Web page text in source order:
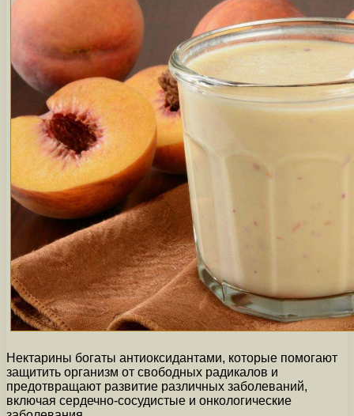
Нектарины богаты антиоксидантами, которые помогают
защитить организм от свободных радикалов и
предотвращают развитие различных заболеваний,
включая сердечно-сосудистые и онкологические